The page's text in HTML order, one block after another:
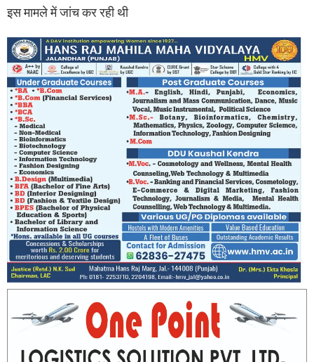
इस मामले में जांच कर रही थी